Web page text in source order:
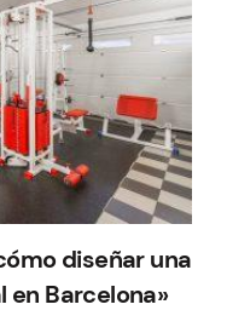
diseñar una
en Barcelona»